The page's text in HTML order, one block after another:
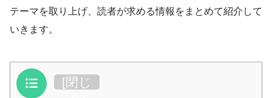
テーマを取り上げ、読者が求める情報をまとめて紹介して
いきます。
目次 [閉じ